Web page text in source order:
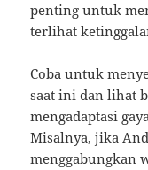
penting untuk
terlihat
Coba untuk
saat ini dan lihat
mengadaptasi
Misalnya, jika
menggabungkan